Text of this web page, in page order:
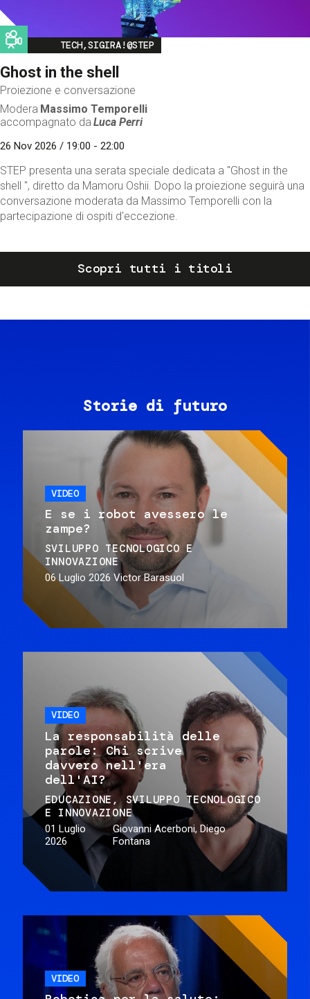
Image
TECH,SIGIRA!@STEP
Ghost in the shell
Proiezione e conversazione
Modera Massimo Temporelli
accompagnato da Luca Perri
26 Nov 2026 / 19:00 - 22:00
STEP presenta una serata speciale dedicata a "Ghost in the
shell ", diretto da Mamoru Oshii. Dopo la proiezione seguirà una
conversazione moderata da Massimo Temporelli con la
partecipazione di ospiti d'eccezione.
Scopri tutti i titoli
Storie di futuro
VIDEO
E se i robot avessero le
zampe?
SVILUPPO TECNOLOGICO E
INNOVAZIONE
06 Luglio 2026 Victor Barasuol
VIDEO
La responsabilità delle
parole: Chi scrive
davvero nell'era
dell'AI?
EDUCAZIONE
SVILUPPO TECNOLOGICO
E INNOVAZIONE
01 Luglio
2026
Giovanni Acerboni, Diego
Fontana
VIDEO